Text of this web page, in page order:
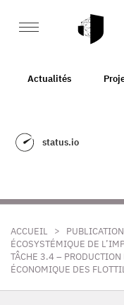
Actualités
status.io
ACCUEIL >
ÉCOSYSTÉMIQUE DE
TÂCHE 3.4 – PRODUCTION
ÉCONOMIQUE DES